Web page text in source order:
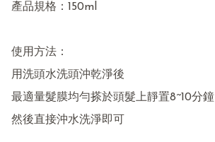
產品規格：150ml
使用方法：
用洗頭水洗頭沖乾淨後
最適量髮膜均勻搽於頭髮上靜置8~10分鐘
然後直接沖水洗淨即可